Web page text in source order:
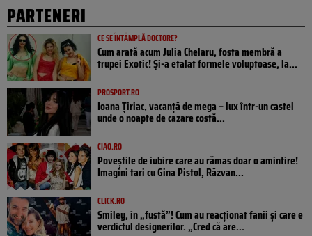
PARTENERI
CE SE ÎNTÂMPLĂ DOCTORE?
Cum arată acum Julia Chelaru, fosta membră a
trupei Exotic! Și-a etalat formele voluptoase, la...
PROSPORT.RO
Ioana Țiriac, vacanță de mega – lux într-un castel
unde o noapte de cazare costă...
CIAO.RO
Poveştile de iubire care au rămas doar o amintire!
Imagini tari cu Gina Pistol, Răzvan...
CLICK.RO
Smiley, în „fustă”! Cum au reacționat fanii și care e
verdictul designerilor. „Cred că are...